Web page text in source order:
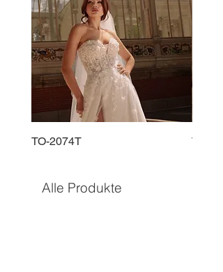
TO-2074T TO-
Alle Produkte